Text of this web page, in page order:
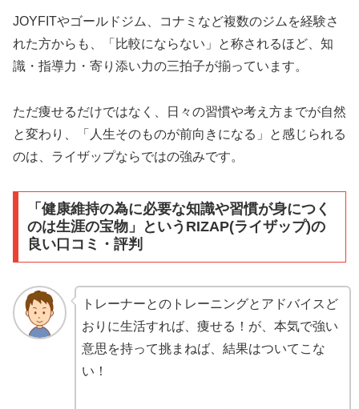
JOYFITやゴールドジム、コナミなど複数のジムを経験さ
れた方からも、「比較にならない」と称されるほど、知
識・指導力・寄り添い力の三拍子が揃っています。
ただ痩せるだけではなく、日々の習慣や考え方までが自然
と変わり、「人生そのものが前向きになる」と感じられる
のは、ライザップならではの強みです。
「健康維持の為に必要な知識や習慣が身につく
のは生涯の宝物」というRIZAP(ライザップ)の
良い口コミ・評判
トレーナーとのトレーニングとアドバイスど
おりに生活すれば、痩せる！が、本気で強い
意思を持って挑まねば、結果はついてこな
い！